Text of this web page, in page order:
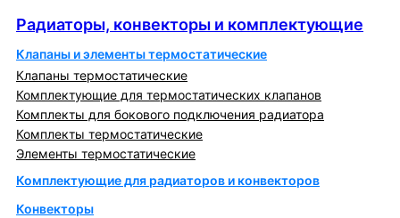
Радиаторы, конвекторы и комплектующие
Клапаны и элементы термостатические
Клапаны термостатические
Комплектующие для термостатических клапанов
Комплекты для бокового подключения радиатора
Комплекты термостатические
Элементы термостатические
Комплектующие для радиаторов и конвекторов
Конвекторы